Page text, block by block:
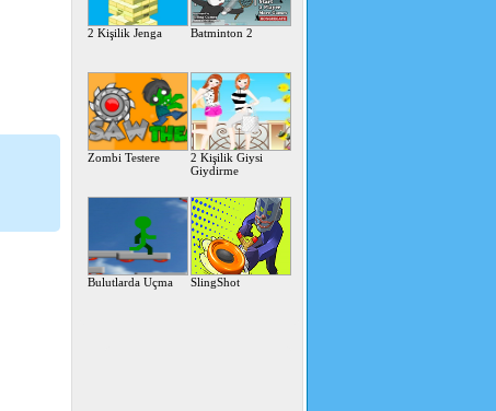
2 Kişilik Jenga Batminton 2
Zombi Testere
2 Kişilik Giysi
Giydirme
Bulutlarda Uçma SlingShot